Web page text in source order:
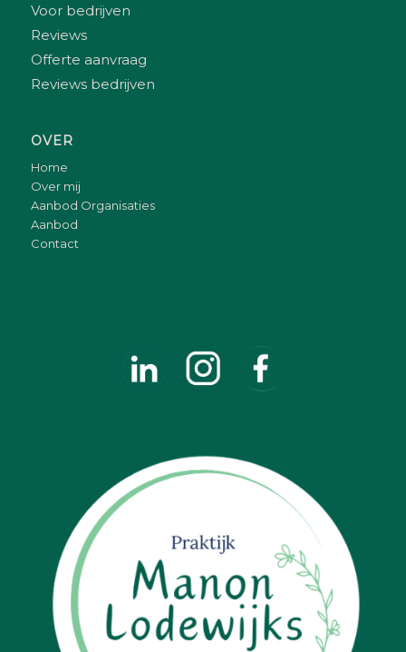
Voor bedrijven
Reviews
Offerte aanvraag
Reviews bedrijven
OVER
Home
Over mij
Aanbod Organisaties
Aanbod
Contact